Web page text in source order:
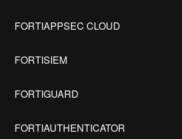
FORTIAPPSEC CLOUD
FORTISIEM
FORTIGUARD
FORTIAUTHENTICATOR